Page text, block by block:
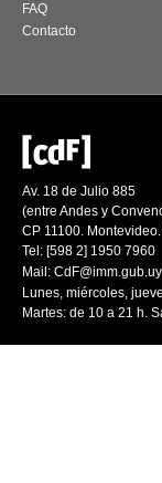
FAQ
Contacto
Av. 18 de Julio 885
(entre Andes y
CP 11100.
Tel: [598 2] 1950 7960
Mail: CdF@imm.gub.uy
Lunes, miércoles,
Martes: de 10 a 21 h.